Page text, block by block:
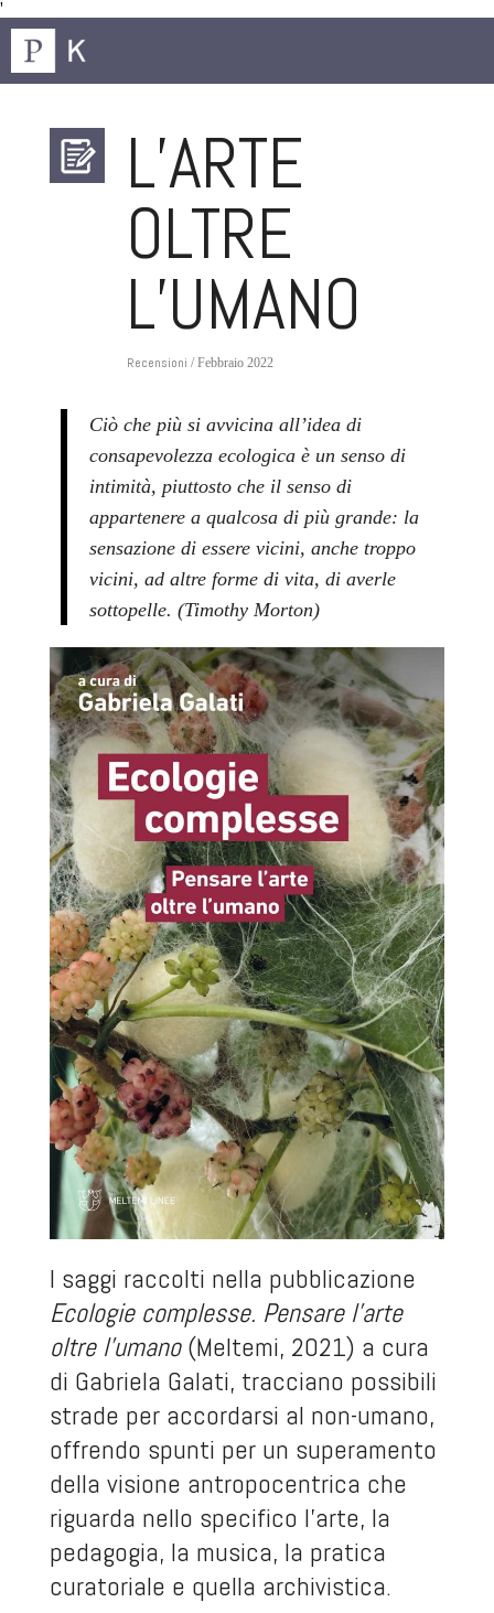
'
L’ARTE
OLTRE
L’UMANO
Recensioni / Febbraio 2022
Ciò che più si avvicina all’idea di
consapevolezza ecologica è un senso di
intimità, piuttosto che il senso di
appartenere a qualcosa di più grande: la
sensazione di essere vicini, anche troppo
vicini, ad altre forme di vita, di averle
sottopelle. (Timothy Morton)
I saggi raccolti nella pubblicazione
Ecologie complesse. Pensare l’arte
oltre l’umano(Meltemi, 2021) a cura
di Gabriela Galati, tracciano possibili
strade per accordarsi al non-umano,
offrendo spunti per un superamento
della visione antropocentrica che
riguarda nello specifico l’arte, la
pedagogia, la musica, la pratica
curatoriale e quella archivistica.